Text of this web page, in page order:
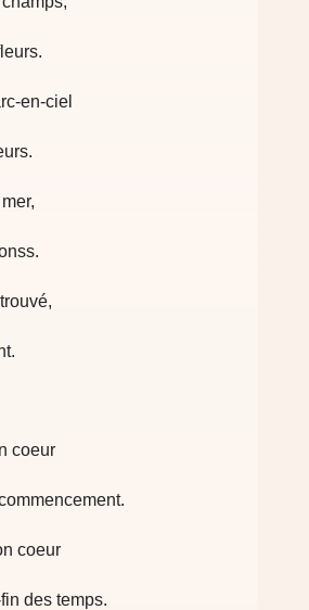
en-ciel
coeur
coeur
des temps.